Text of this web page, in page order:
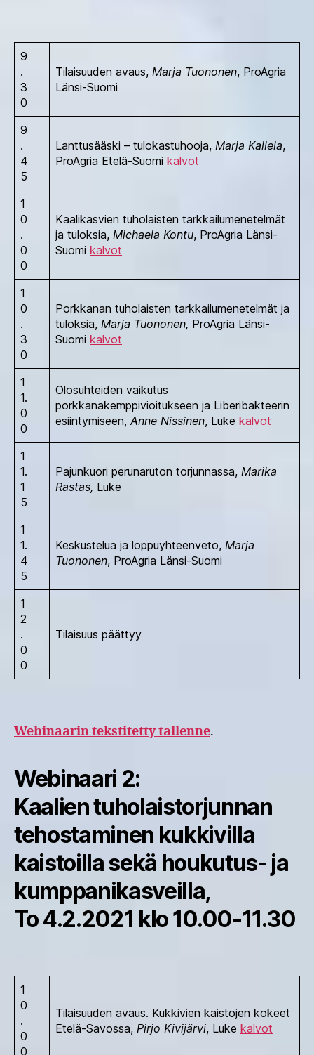
9
.
3
0
Tilaisuuden avaus, Marja Tuononen, ProAgria
Länsi-Suomi
9
.
4
5
Lanttusääski – tulokastuhooja, Marja Kallela,
ProAgria Etelä-Suomi kalvot
1
0
.
0
0
Kaalikasvien tuholaisten tarkkailumenetelmät
ja tuloksia, Michaela Kontu, ProAgria Länsi-
Suomi kalvot
1
0
.
3
0
Porkkanan tuholaisten tarkkailumenetelmät ja
tuloksia, Marja Tuononen, ProAgria Länsi-
Suomi kalvot
1
1.
0
0
Olosuhteiden vaikutus
porkkanakemppivioitukseen ja Liberibakteerin
esiintymiseen, Anne Nissinen, Luke kalvot
1
1.
1
5
Pajunkuori perunaruton torjunnassa, Marika
Rastas, Luke
1
1.
4
5
Keskustelua ja loppuyhteenveto, Marja
Tuononen, ProAgria Länsi-Suomi
1
2
.
0
0
Tilaisuus päättyy
Webinaarin tekstitetty tallenne.
Webinaari 2:
Kaalien tuholaistorjunnan
tehostaminen kukkivilla
kaistoilla sekä houkutus- ja
kumppanikasveilla,
To 4.2.2021 klo 10.00-11.30
1
0
.
0
0
Tilaisuuden avaus. Kukkivien kaistojen kokeet
Etelä-Savossa, Pirjo Kivijärvi, Luke kalvot